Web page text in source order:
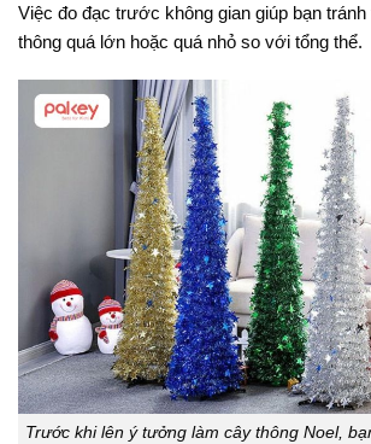
Việc đo đạc trước không gian giúp bạn
thông quá lớn hoặc quá nhỏ so với tổng thể.
Trước khi lên ý tưởng làm cây thông Noel,